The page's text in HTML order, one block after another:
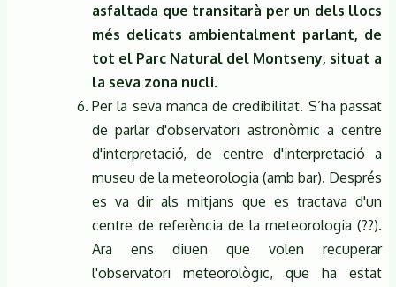
asfaltada que transitarà per un dels llocs
més delicats ambientalment parlant, de
tot el Parc Natural del Montseny, situat a
la seva zona nucli.
Per la seva manca de credibilitat. S’ha passat
de parlar d'observatori astronòmic a centre
d'interpretació, de centre d'interpretació a
museu de la meteorologia (amb bar). Després
es va dir als mitjans que es tractava d'un
centre de referència de la meteorologia (??).
Ara ens diuen que volen recuperar
l'observatori meteorològic, que ha estat